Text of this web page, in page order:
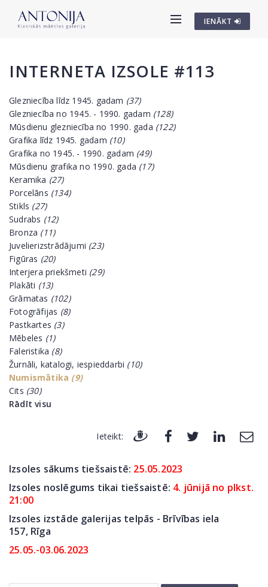
IENĀKT
INTERNETA IZSOLE #113
Glezniecība līdz 1945. gadam (37)
Glezniecība no 1945. - 1990. gadam (128)
Mūsdienu glezniecība no 1990. gada (122)
Grafika līdz 1945. gadam (10)
Grafika no 1945. - 1990. gadam (49)
Mūsdienu grafika no 1990. gada (17)
Keramika (27)
Porcelāns (134)
Stikls (27)
Sudrabs (12)
Bronza (11)
Juvelierizstrādājumi (23)
Figūras (20)
Interjera priekšmeti (29)
Plakāti (13)
Grāmatas (102)
Fotogrāfijas (8)
Pastkartes (3)
Mēbeles (1)
Faleristika (8)
Žurnāli, katalogi, iespieddarbi (10)
Numismātika (9)
Cits (30)
Rādīt visu
Ieteikt:
Izsoles sākums tiešsaistē: 25.05.2023
Izsoles noslēgums tikai tiešsaistē: 4. jūnijā no plkst.
21:00
Izsoles izstāde galerijas telpās - Brīvības iela
157, Rīga
25.05.-03.06.2023